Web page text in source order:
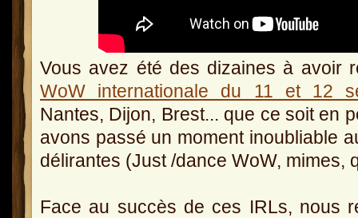
Vous avez été des dizaines à avoir
WoW internationale du 11 et 12
Nantes, Dijon, Brest... que ce soit en
avons passé un moment inoubliable
délirantes (Just /dance WoW, mimes,
Face au succès de ces IRLs, nous